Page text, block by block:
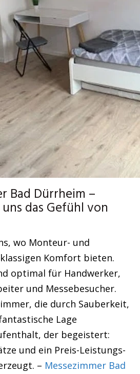
Bad Dürrheim –
das Gefühl von
wo Monteur- und
Komfort bieten.
optimal für Handwerker,
und Messebesucher.
die durch Sauberkeit,
Lage
der begeistert:
und ein Preis-Leistungs-
– Messezimmer Bad